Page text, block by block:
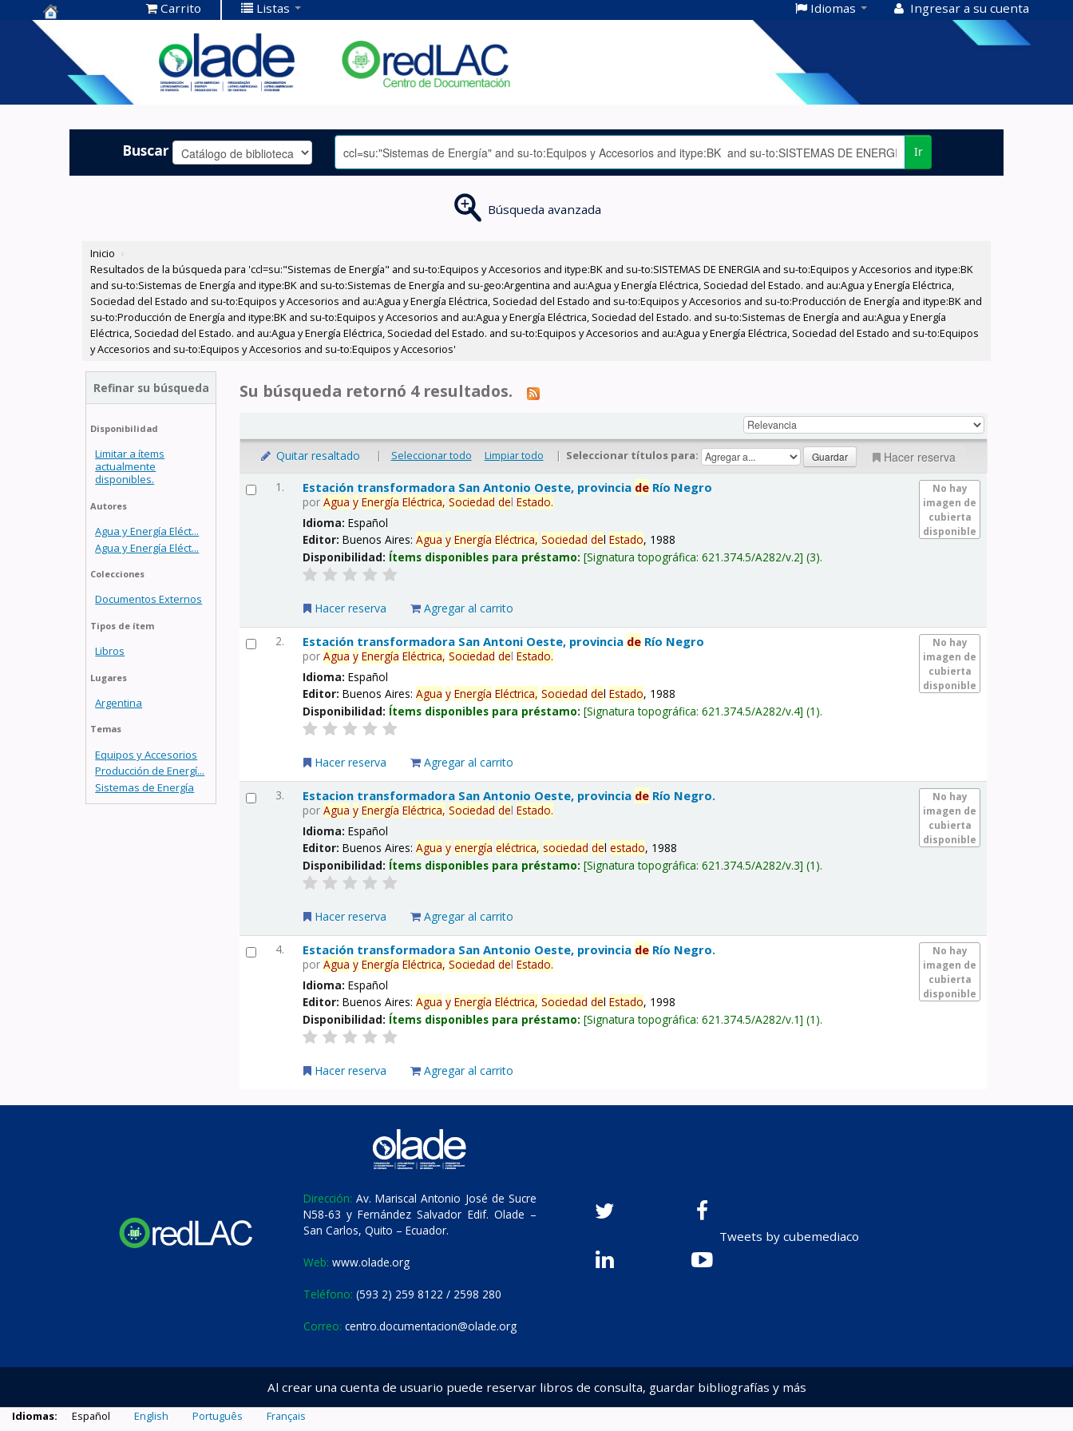
Centro de
Documentación
OLADE -
Carrito Listas Idiomas Ingresar a su cuenta
Buscar Ir
Búsqueda avanzada
Inicio ›
Resultados de la búsqueda para 'ccl=su:"Sistemas de Energía" and su-to:Equipos y Accesorios and itype:BK and su-to:SISTEMAS DE ENERGIA and su-to:Equipos y Accesorios and itype:BK
and su-to:Sistemas de Energía and itype:BK and su-to:Sistemas de Energía and su-geo:Argentina and au:Agua y Energía Eléctrica, Sociedad del Estado. and au:Agua y Energía Eléctrica,
Sociedad del Estado and su-to:Equipos y Accesorios and au:Agua y Energía Eléctrica, Sociedad del Estado and su-to:Equipos y Accesorios and su-to:Producción de Energía and itype:BK and
su-to:Producción de Energía and itype:BK and su-to:Equipos y Accesorios and au:Agua y Energía Eléctrica, Sociedad del Estado. and su-to:Sistemas de Energía and au:Agua y Energía
Eléctrica, Sociedad del Estado. and au:Agua y Energía Eléctrica, Sociedad del Estado. and su-to:Equipos y Accesorios and au:Agua y Energía Eléctrica, Sociedad del Estado and su-to:Equipos
y Accesorios and su-to:Equipos y Accesorios and su-to:Equipos y Accesorios'
Refinar su búsqueda
Disponibilidad
Limitar a ítems
actualmente
disponibles.
Autores
Agua y Energía Eléct...
Agua y Energía Eléct...
Colecciones
Documentos Externos
Tipos de ítem
Libros
Lugares
Argentina
Temas
Equipos y Accesorios
Producción de Energí...
Sistemas de Energía
Su búsqueda retornó 4 resultados.
Quitar resaltado | Seleccionar todo Limpiar todo | Seleccionar títulos para: Hacer reserva
1.
No hay
imagen de
cubierta
disponible
Estación transformadora San Antonio Oeste, provincia de Río Negro
porAgua y Energía Eléctrica, Sociedad delEstado.
Idioma:Español
Editor:Buenos Aires:Agua y Energía Eléctrica, Sociedad delEstado, 1988
Disponibilidad: Ítems disponibles para préstamo: Signatura topográfica:621.374.5/A282/v.2 (3).
Hacer reserva Agregar al carrito
2.
No hay
imagen de
cubierta
disponible
Estación transformadora San Antoni Oeste, provincia de Río Negro
porAgua y Energía Eléctrica, Sociedad delEstado.
Idioma:Español
Editor:Buenos Aires:Agua y Energía Eléctrica, Sociedad delEstado, 1988
Disponibilidad: Ítems disponibles para préstamo: Signatura topográfica:621.374.5/A282/v.4 (1).
Hacer reserva Agregar al carrito
3.
No hay
imagen de
cubierta
disponible
Estacion transformadora San Antonio Oeste, provincia de Río Negro.
porAgua y Energía Eléctrica, Sociedad delEstado.
Idioma:Español
Editor:Buenos Aires:Agua y energía eléctrica, sociedad delestado, 1988
Disponibilidad: Ítems disponibles para préstamo: Signatura topográfica:621.374.5/A282/v.3 (1).
Hacer reserva Agregar al carrito
4.
No hay
imagen de
cubierta
disponible
Estación transformadora San Antonio Oeste, provincia de Río Negro.
porAgua y Energía Eléctrica, Sociedad delEstado.
Idioma:Español
Editor:Buenos Aires:Agua y Energía Eléctrica, Sociedad delEstado, 1998
Disponibilidad: Ítems disponibles para préstamo: Signatura topográfica:621.374.5/A282/v.1 (1).
Hacer reserva Agregar al carrito
Dirección: Av. Mariscal Antonio José de Sucre
N58-63 y Fernández Salvador Edif. Olade –
San Carlos, Quito – Ecuador.
Web: www.olade.org
Teléfono: (593 2) 259 8122 / 2598 280
Correo: centro.documentacion@olade.org
Tweets by cubemediaco
Al crear una cuenta de usuario puede reservar libros de consulta, guardar bibliografías y más
Idiomas: Español English Português Français